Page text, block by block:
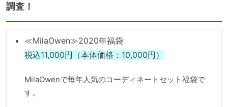
調査！
≪MilaOwen≫2020年福袋
税込11,000円（本体価格：10,000円）
MilaOwenで毎年人気のコーディネートセット福袋で
す。